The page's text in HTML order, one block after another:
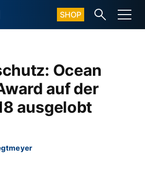
SHOP
Ocean
auf der
ausgelobt